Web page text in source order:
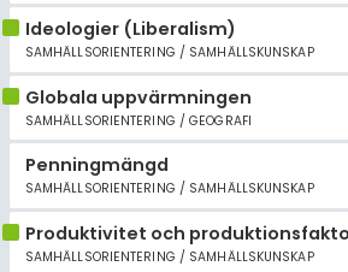
Ideologier (Liberalism)
SAMHÄLLSORIENTERING / SAMHÄLLSKUNSKAP
Globala uppvärmningen
SAMHÄLLSORIENTERING / GEOGRAFI
Penningmängd
SAMHÄLLSORIENTERING / SAMHÄLLSKUNSKAP
Produktivitet och
SAMHÄLLSORIENTERING / SAMHÄLLSKUNSKAP